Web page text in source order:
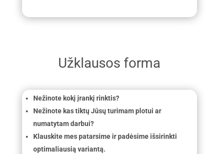
Užklausos forma
Nežinote kokį įrankį rinktis?
Nežinote kas tiktų Jūsų turimam plotui ar
numatytam darbui?
Klauskite mes patarsime ir padėsime išsirinkti
optimaliausią variantą.